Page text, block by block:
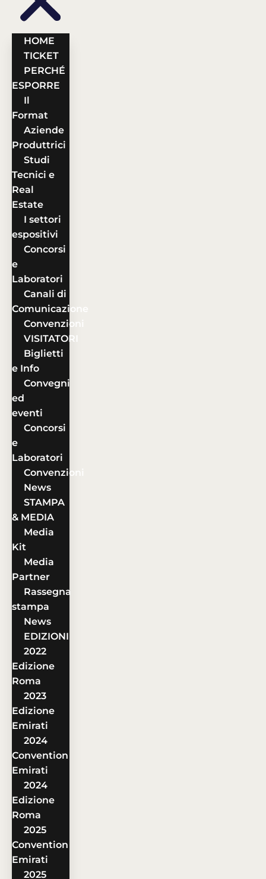
HOME
TICKET
PERCHÉ
ESPORRE
Il
Format
Aziende
Produttrici
Studi
Tecnici e
Real
Estate
I settori
espositivi
Concorsi
e
Laboratori
Canali di
Comunicazione
Convenzioni
VISITATORI
Biglietti
e Info
Convegni
ed
eventi
Concorsi
e
Laboratori
Convenzioni
News
STAMPA
& MEDIA
Media
Kit
Media
Partner
Rassegna
stampa
News
EDIZIONI
2022
Edizione
Roma
2023
Edizione
Emirati
2024
Convention
Emirati
2024
Edizione
Roma
2025
Convention
Emirati
2025